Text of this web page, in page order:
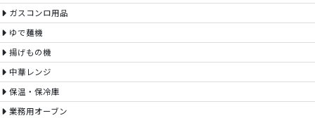
ガスコンロ用品
ゆで麺機
揚げもの機
中華レンジ
保温・保冷庫
業務用オーブン